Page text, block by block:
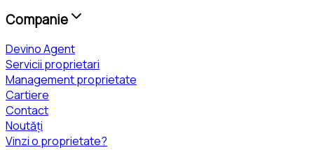
Companie
Devino Agent
Servicii proprietari
Management proprietate
Cartiere
Contact
Noutăți
Vinzi o proprietate?